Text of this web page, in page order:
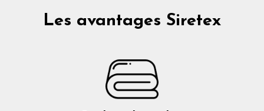
Les avantages Siretex